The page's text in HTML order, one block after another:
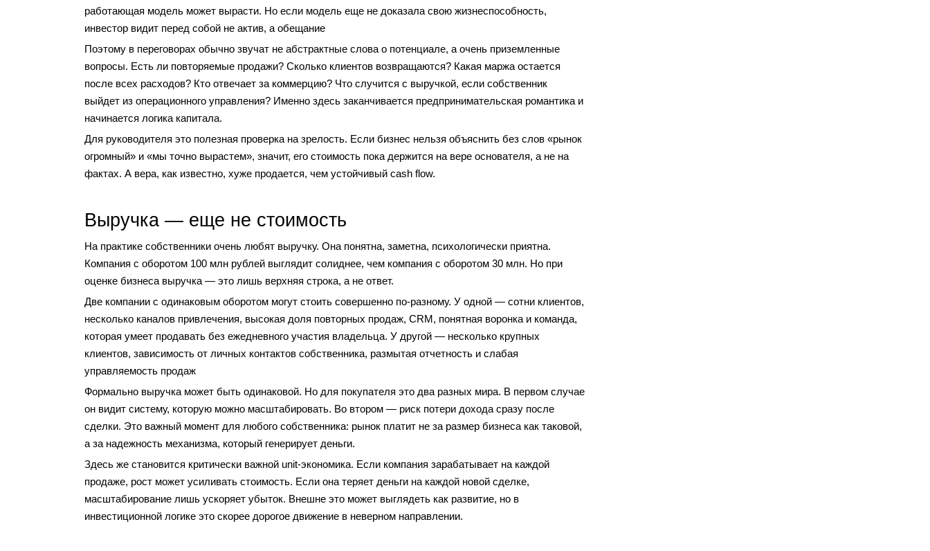
работающая модель может вырасти. Но если модель еще не доказала свою жизнеспособность,
инвестор видит перед собой не актив, а обещание
Поэтому в переговорах обычно звучат не абстрактные слова о потенциале, а очень приземленные
вопросы. Есть ли повторяемые продажи? Сколько клиентов возвращаются? Какая маржа остается
после всех расходов? Кто отвечает за коммерцию? Что случится с выручкой, если собственник
выйдет из операционного управления? Именно здесь заканчивается предпринимательская романтика и
начинается логика капитала.
Для руководителя это полезная проверка на зрелость. Если бизнес нельзя объяснить без слов «рынок
огромный» и «мы точно вырастем», значит, его стоимость пока держится на вере основателя, а не на
фактах. А вера, как известно, хуже продается, чем устойчивый cash flow.
Выручка — еще не стоимость
На практике собственники очень любят выручку. Она понятна, заметна, психологически приятна.
Компания с оборотом 100 млн рублей выглядит солиднее, чем компания с оборотом 30 млн. Но при
оценке бизнеса выручка — это лишь верхняя строка, а не ответ.
Две компании с одинаковым оборотом могут стоить совершенно по-разному. У одной — сотни клиентов,
несколько каналов привлечения, высокая доля повторных продаж, CRM, понятная воронка и команда,
которая умеет продавать без ежедневного участия владельца. У другой — несколько крупных
клиентов, зависимость от личных контактов собственника, размытая отчетность и слабая
управляемость продаж
Формально выручка может быть одинаковой. Но для покупателя это два разных мира. В первом случае
он видит систему, которую можно масштабировать. Во втором — риск потери дохода сразу после
сделки. Это важный момент для любого собственника: рынок платит не за размер бизнеса как таковой,
а за надежность механизма, который генерирует деньги.
Здесь же становится критически важной unit-экономика. Если компания зарабатывает на каждой
продаже, рост может усиливать стоимость. Если она теряет деньги на каждой новой сделке,
масштабирование лишь ускоряет убыток. Внешне это может выглядеть как развитие, но в
инвестиционной логике это скорее дорогое движение в неверном направлении.